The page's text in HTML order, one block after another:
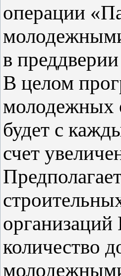
операции
в
В целом
молодежных
будет с
счет
количество